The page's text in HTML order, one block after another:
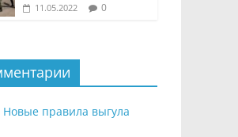
11.05.2022 0
Новые правила выгула